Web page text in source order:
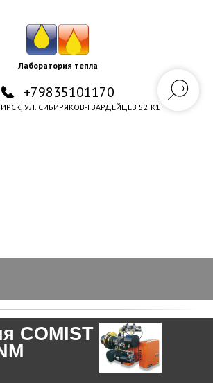
Лаборатория тепла
+79835101170
УЛ. СИБИРЯКОВ-ГВАРДЕЙЦЕВ 52 К1
COMIST